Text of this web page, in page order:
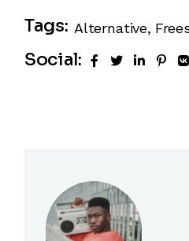
Tags: Alternative
Social: